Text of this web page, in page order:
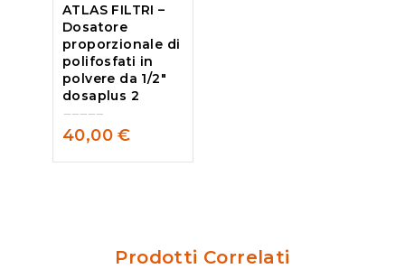
ATLAS FILTRI –
Dosatore
proporzionale di
polifosfati in
polvere da 1/2″
dosaplus 2
0
out
40,00€
Prodotti Correlati